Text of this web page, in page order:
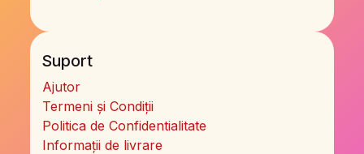
Suport
Ajutor
Termeni și Condiții
Politica de Confidentialitate
Informații de livrare